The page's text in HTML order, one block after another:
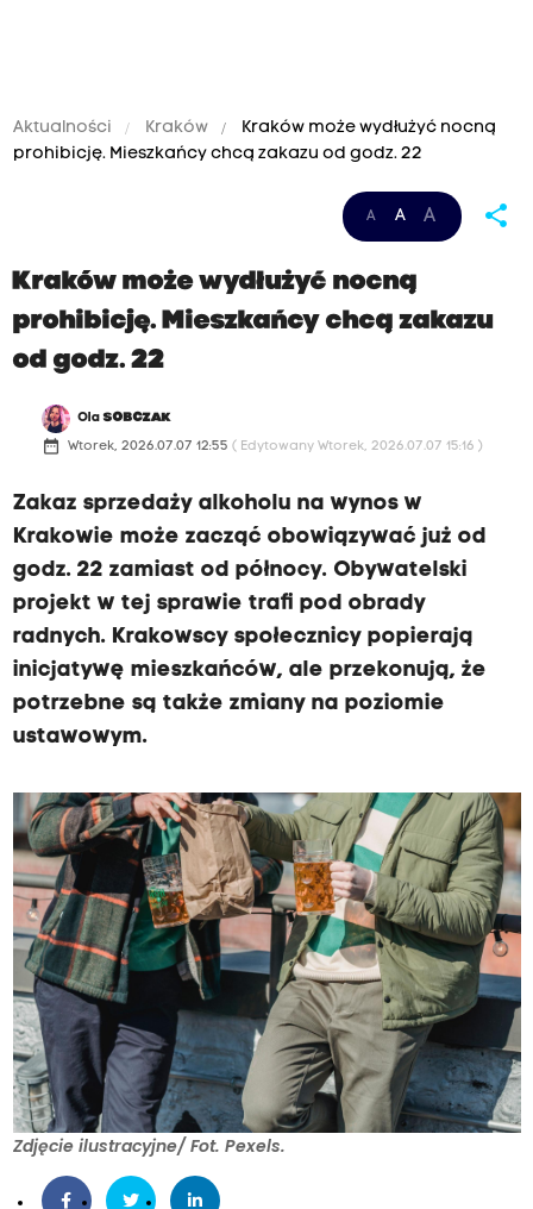
Aktualności Kraków
Kraków może wydłużyć nocną
prohibicję. Mieszkańcy chcą zakazu od godz. 22
A A A share
Kraków może wydłużyć nocną
prohibicję. Mieszkańcy chcą zakazu
od godz. 22
OlaSOBCZAK
date_range Wtorek, 2026.07.07 12:55 ( Edytowany Wtorek, 2026.07.07 15:16 )
Zakaz sprzedaży alkoholu na wynos w
Krakowie może zacząć obowiązywać już od
godz. 22 zamiast od północy. Obywatelski
projekt w tej sprawie trafi pod obrady
radnych. Krakowscy społecznicy popierają
inicjatywę mieszkańców, ale przekonują, że
potrzebne są także zmiany na poziomie
ustawowym.
Zdjęcie ilustracyjne/ Fot. Pexels.